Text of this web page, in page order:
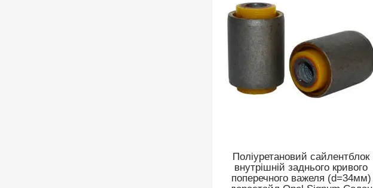
Поліуретановий сайлентблок
внутрішній заднього кривого
поперечного важеля (d=34мм)